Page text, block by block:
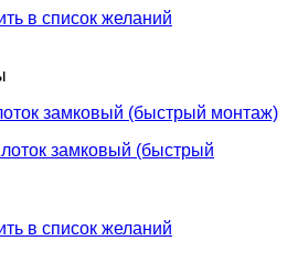
в список желаний
замковый (быстрый монтаж)
в список желаний